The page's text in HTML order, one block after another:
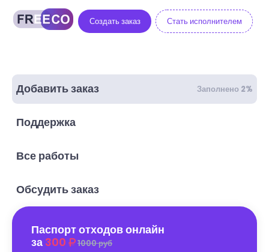
Создать заказ Стать исполнителем
Добавить заказ Заполнено 2%
Поддержка
Все работы
Обсудить заказ
Паспорт отходов онлайн
за 300 1000 руб